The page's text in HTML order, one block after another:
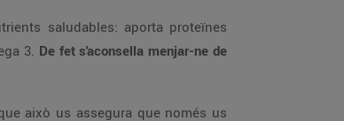
saludables: aporta proteïnes
3. De fet s'aconsella menjar-ne de
això us assegura que només us